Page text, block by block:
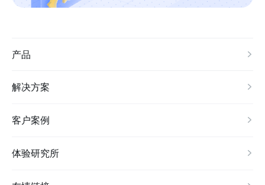
产品
解决方案
客户案例
体验研究所